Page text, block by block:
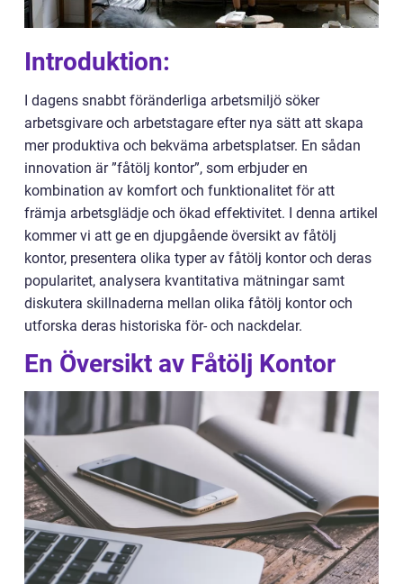
Introduktion:
I dagens snabbt föränderliga arbetsmiljö söker
arbetsgivare och arbetstagare efter nya sätt att skapa
mer produktiva och bekväma arbetsplatser. En sådan
innovation är ”fåtölj kontor”, som erbjuder en
kombination av komfort och funktionalitet för att
främja arbetsglädje och ökad effektivitet. I denna artikel
kommer vi att ge en djupgående översikt av fåtölj
kontor, presentera olika typer av fåtölj kontor och deras
popularitet, analysera kvantitativa mätningar samt
diskutera skillnaderna mellan olika fåtölj kontor och
utforska deras historiska för- och nackdelar.
En Översikt av Fåtölj Kontor